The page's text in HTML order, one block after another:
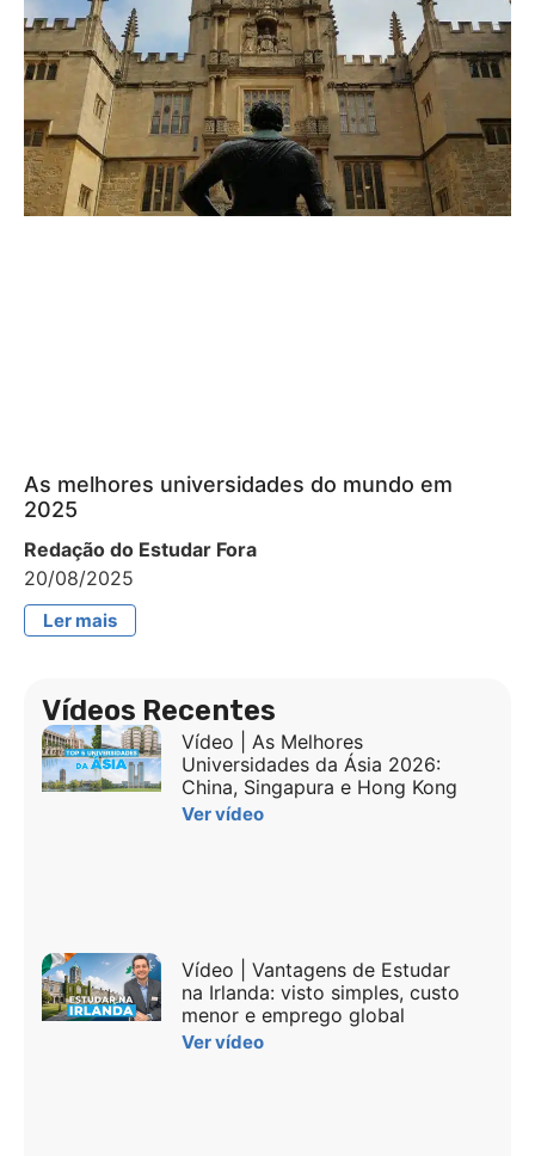
As melhores universidades do mundo em
2025
Redação do Estudar Fora
20/08/2025
Ler mais
Vídeos Recentes
Vídeo | As Melhores
Universidades da Ásia 2026:
China, Singapura e Hong Kong
Ver vídeo
Vídeo | Vantagens de Estudar
na Irlanda: visto simples, custo
menor e emprego global
Ver vídeo